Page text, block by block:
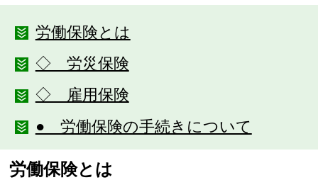
労働保険とは
◇ 労災保険
◇ 雇用保険
● 労働保険の手続きについて
労働保険とは